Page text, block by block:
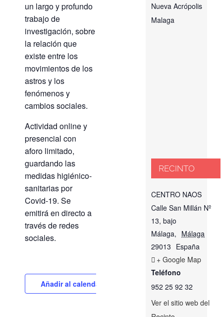
un largo y profundo
trabajo de
investigación, sobre
la relación que
existe entre los
movimientos de los
astros y los
fenómenos y
cambios sociales.
Actividad online y
presencial con
aforo limitado,
guardando las
medidas higiénico-
sanitarias por
Covid-19. Se
emitirá en directo a
través de redes
sociales.
Añadir al calendario
Nueva Acrópolis
Malaga
RECINTO
CENTRO NAOS
Calle San Millán Nº
13, bajo
Málaga, Málaga
29013 España
+ Google Map
Teléfono
952 25 92 32
Ver el sitio web del